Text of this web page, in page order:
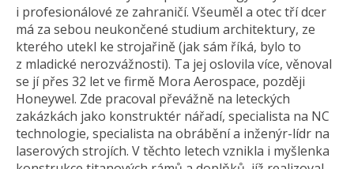
i profesionálové ze zahraničí. Všeuměl a otec tří dcer
má za sebou neukončené studium architektury, ze
kterého utekl ke strojařině (jak sám říká, bylo to
z mladické nerozvážnosti). Ta jej oslovila více, věnoval
se jí přes 32 let ve firmě Mora Aerospace, později
Honeywel. Zde pracoval převážně na leteckých
zakázkách jako konstruktér nářadí, specialista na NC
technologie, specialista na obrábění a inženýr-lídr na
laserových strojích. V těchto letech vznikla i myšlenka